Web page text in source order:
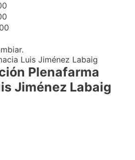
Plenafarma
Jiménez Labaig